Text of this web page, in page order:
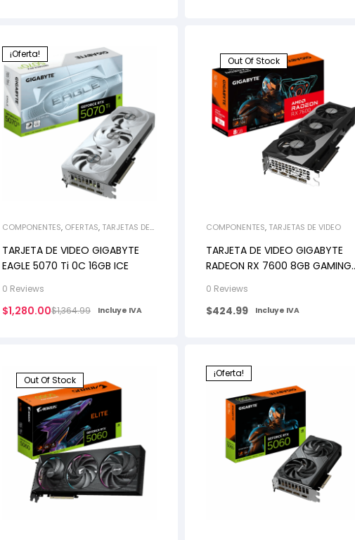
¡Oferta!
COMPONENTES, OFERTAS, TARJETAS DE
TARJETA DE VIDEO GIGABYTE
EAGLE 5070 Ti 0C 16GB ICE
0 Reviews
$1,364.99
$1,280.00 Incluye IVA
Out Of Stock
COMPONENTES, TARJETAS DE VIDEO
TARJETA DE VIDEO GIGABYTE
RADEON RX 7600 8GB GAMING
0 Reviews
$424.99 Incluye IVA
Out Of Stock
¡Oferta!